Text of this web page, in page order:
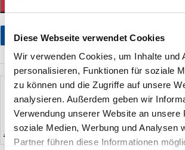
Diese Webseite verwendet Cookies
Wir verwenden Cookies, um Inhalte und
personalisieren, Funktionen für soziale
zu können und die Zugriffe auf unsere
analysieren. Außerdem geben wir
Verwendung unserer Website an unsere
soziale Medien, Werbung und Analysen
Partner führen diese Informationen
Stellen Sie eine Frage
künstler
Jan-Christian Petersen | Dichtung